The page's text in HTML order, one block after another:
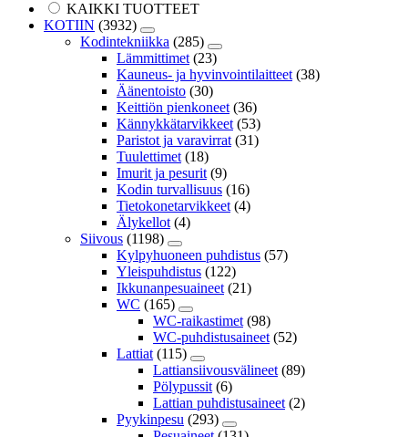
KAIKKI TUOTTEET
KOTIIN (3932)
Kodintekniikka (285)
Lämmittimet (23)
Kauneus- ja hyvinvointilaitteet (38)
Äänentoisto (30)
Keittiön pienkoneet (36)
Kännykkätarvikkeet (53)
Paristot ja varavirrat (31)
Tuulettimet (18)
Imurit ja pesurit (9)
Kodin turvallisuus (16)
Tietokonetarvikkeet (4)
Älykellot (4)
Siivous (1198)
Kylpyhuoneen puhdistus (57)
Yleispuhdistus (122)
Ikkunanpesuaineet (21)
WC (165)
WC-raikastimet (98)
WC-puhdistusaineet (52)
Lattiat (115)
Lattiansiivousvälineet (89)
Pölypussit (6)
Lattian puhdistusaineet (2)
Pyykinpesu (293)